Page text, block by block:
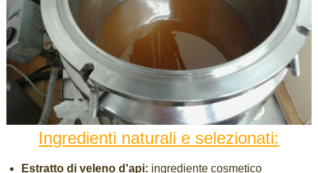
Ingredienti naturali e selezionati:
Estratto di veleno d'api: ingrediente cosmetico